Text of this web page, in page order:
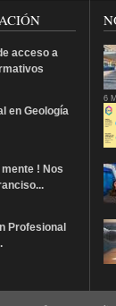
acceso a
en Geología
mente ! Nos
Profesional
6